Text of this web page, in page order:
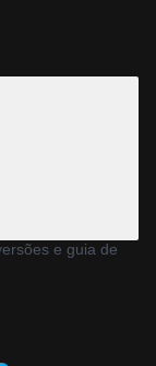
e guia de